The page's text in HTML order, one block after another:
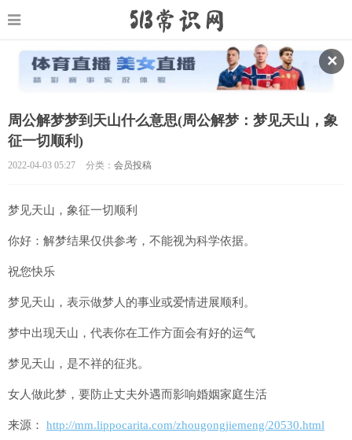
✕
周公解梦梦到天山什么意思(周公解梦：梦见天山，象
征一切顺利)
2022-04-03 05:27 分类： 会员投稿
梦见天山，象征一切顺利
你好：解梦结果仅供参考，不能视为科学依据。
祝您快乐
梦见天山，表示做梦人的事业或爱情进展顺利。
梦中出现天山，代表你在工作方面会有好的运气
梦见天山，是不祥的征兆。
女人做此梦，要防止丈夫外遇而影响婚姻家庭生活
来源： http://mm.lippocarita.com/zhougongjiemeng/20530.html